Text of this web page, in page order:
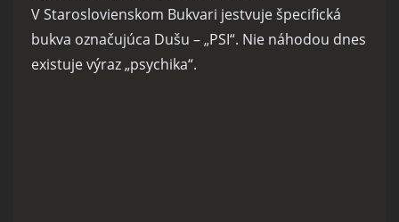
V Staroslovienskom Bukvari jestvuje špecifická
bukva označujúca Dušu – „PSI“. Nie náhodou dnes
existuje výraz „psychika“.